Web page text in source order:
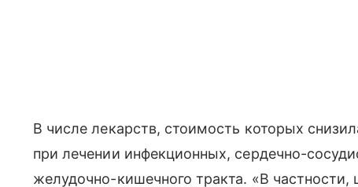
В числе лекарств, стоимость которых
при лечении инфекционных, сердечно-
желудочно-кишечного тракта. «В